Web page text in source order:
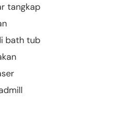
tangkap
bath tub